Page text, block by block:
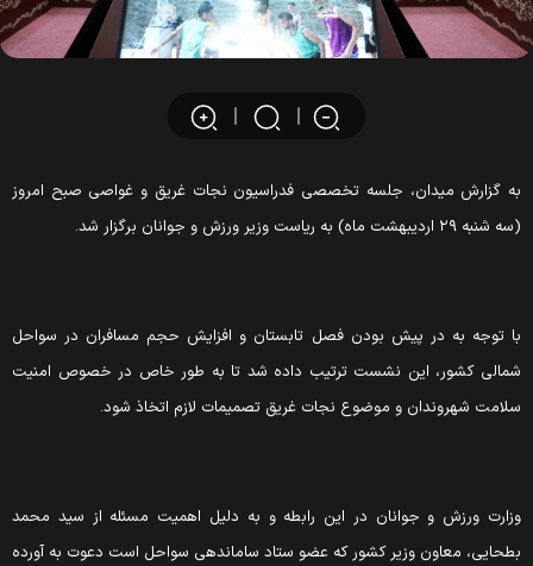
گزارش میدان، جلسه تخصصی فدراسیون نجات غریق و غواصی صبح امروز
۲۹ اردیبهشت ماه) به ریاست وزیر ورزش و جوانان برگزار شد.
توجه به در پیش بودن فصل تابستان و افزایش حجم مسافران در سواحل
کشور، این نشست ترتیب داده شد تا به طور خاص در خصوص امنیت
شهروندان و موضوع نجات غریق تصمیمات لازم اتخاذ شود.
ورزش و جوانان در این رابطه و به دلیل اهمیت مسئله از سید محمد
معاون وزیر کشور که عضو ستاد ساماندهی سواحل است دعوت به آورده